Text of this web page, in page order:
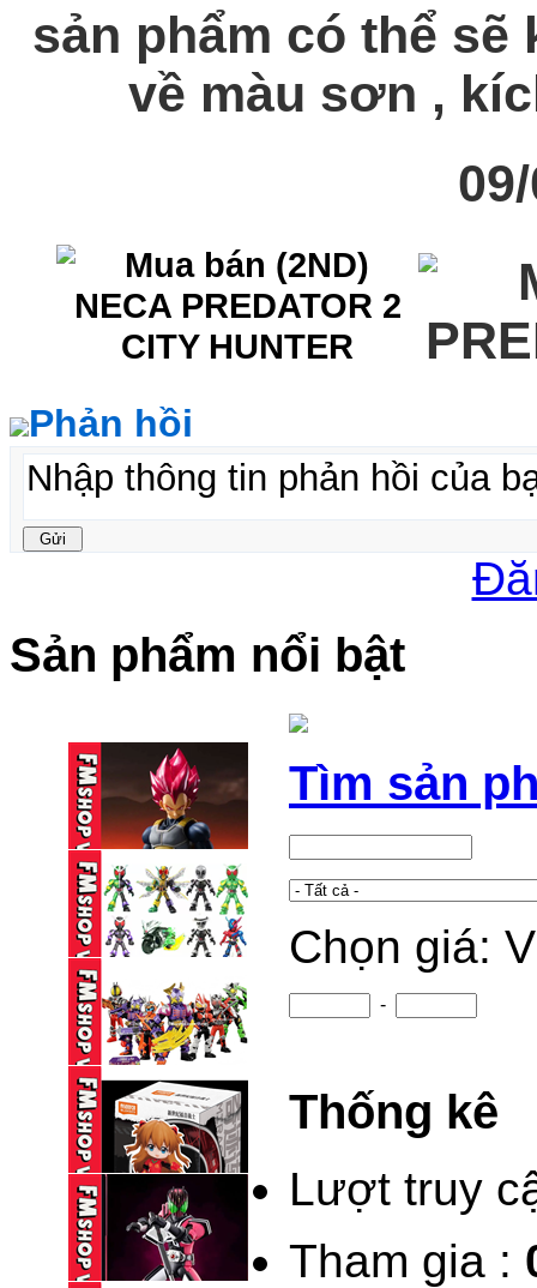
sản phẩm có thể
về màu sơn ,
Phản hồi
Sản phẩm nổi bật
(2ND) SHF VEGETA
GOD (15TH ...
1,150,000 VND
BLINDBOX BLOKEES
KAMEN RIDER ...
95,000 VND
BLINDBOX BLOKEES
KAMEN RIDER ...
195,000 VND
(NEW) BLINDBOX
BLOKEES DAALA ...
Tìm sản
Chọn giá:
-
Thống kê
Lượt truy
Tham gia :